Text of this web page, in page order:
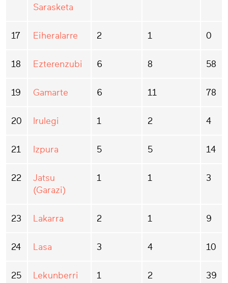
Sarasketa
17 Eiheralarre 2 1 0
18 Ezterenzubi 6 8 58
19 Gamarte 6 11 78
20 Irulegi 1 2 4
21 Izpura 5 5 14
22
Jatsu
(Garazi)
1 1 3
23 Lakarra 2 1 9
24 Lasa 3 4 10
25 Lekunberri 1 2 39